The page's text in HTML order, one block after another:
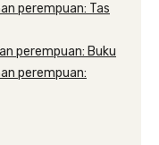
perempuan: Tas
perempuan: Buku
perempuan: